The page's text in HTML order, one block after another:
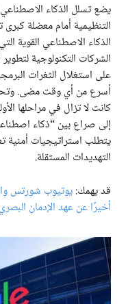
يضع تسلل الذكاء
التنظيمية أمام معضلة
الذكاء الاصطناعي القوية
الشركات التكنولوجية
على استغلال الثغرات
أسرع من أي وقت مضى.
كانت لا تزال في مراحلها
إلى صراع بين “ذكاء
يتطلب استراتيجيات أمنية
التهديدات المستقلة.
قد يهمك:يوتيوب شورتس
أخيرًا عن عهد الإدمان